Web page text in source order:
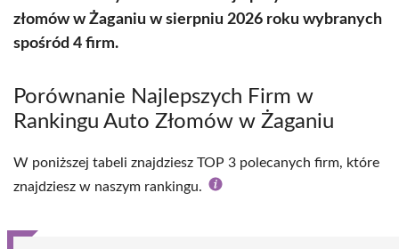
złomów w Żaganiu w sierpniu 2026 roku wybranych
spośród 4 firm.
Porównanie Najlepszych Firm w
Rankingu Auto Złomów w Żaganiu
W poniższej tabeli znajdziesz TOP 3 polecanych firm, które
znajdziesz w naszym rankingu.